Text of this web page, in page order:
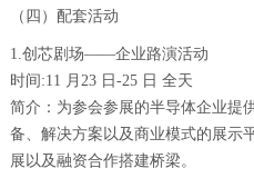
（四）配套活动
1.创芯剧场——企业路演活动
时间:11 月23 日-25 日 全天
简介：为参会参展的半导体企业提
备、解决方案以及商业模式的展示
展以及融资合作搭建桥梁。